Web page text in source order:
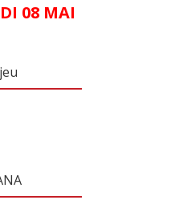
08 MAI